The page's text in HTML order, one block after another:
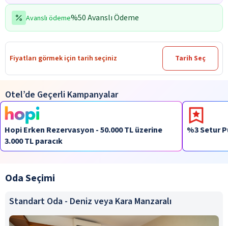
Avanslı ödeme%50 Avanslı Ödeme
Fiyatları görmek için tarih seçiniz Tarih Seç
Otel’de Geçerli Kampanyalar
Hopi Erken Rezervasyon - 50.000 TL üzerine
3.000 TL paracık
%3 Setur
Oda Seçimi
Standart Oda - Deniz veya Kara Manzaralı